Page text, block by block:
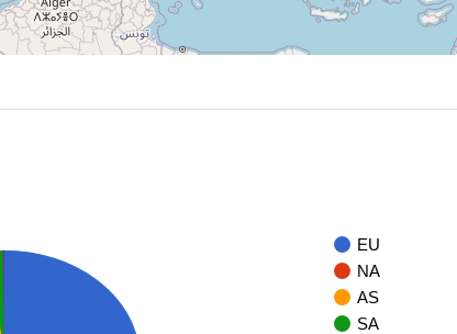
EU
NA
AS
SA